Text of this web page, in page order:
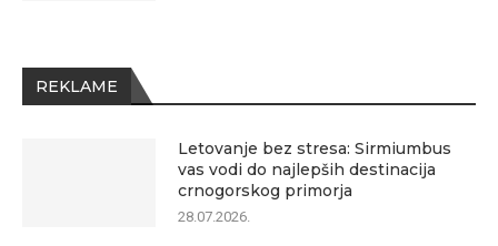
REKLAME
Letovanje bez stresa: Sirmiumbus
vas vodi do najlepših destinacija
crnogorskog primorja
28.07.2026.